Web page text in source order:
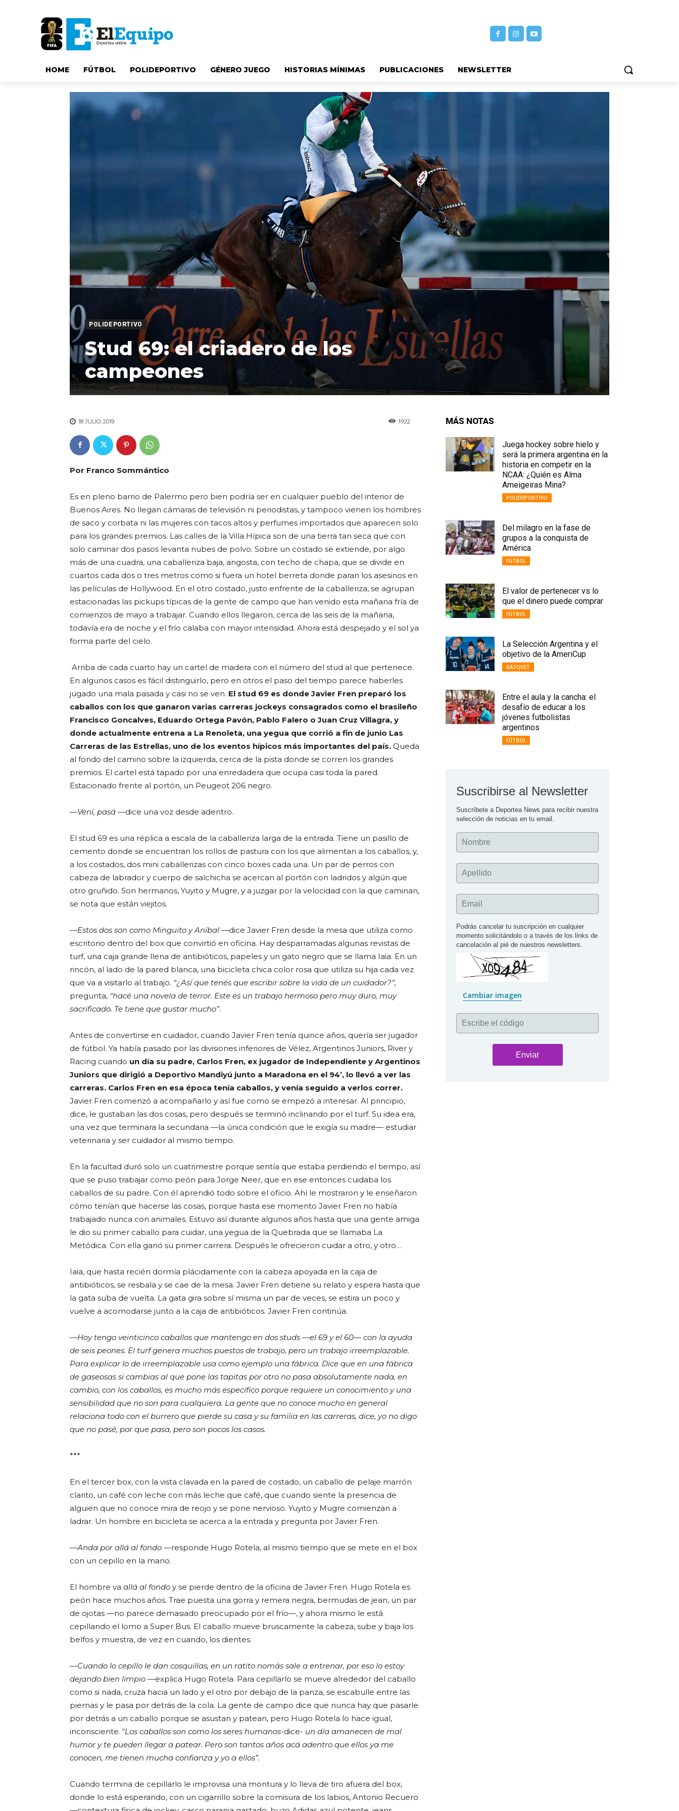
HOME FÚTBOL POLIDEPORTIVO GÉNERO JUEGO HISTORIAS MÍNIMAS PUBLICACIONES NEWSLETTER
POLIDEPORTIVO
Stud 69: el criadero de los
campeones
1922
18 JULIO, 2019
Por Franco Sommántico
Es en pleno barrio de Palermo pero bien podría ser en cualquier pueblo del interior de
Buenos Aires. No llegan cámaras de televisión ni periodistas, y tampoco vienen los hombres
de saco y corbata ni las mujeres con tacos altos y perfumes importados que aparecen solo
para los grandes premios. Las calles de la Villa Hípica son de una tierra tan seca que con
solo caminar dos pasos levanta nubes de polvo. Sobre un costado se extiende, por algo
más de una cuadra, una caballeriza baja, angosta, con techo de chapa, que se divide en
cuartos cada dos o tres metros como si fuera un hotel berreta donde paran los asesinos en
las películas de Hollywood. En el otro costado, justo enfrente de la caballeriza, se agrupan
estacionadas las pickups típicas de la gente de campo que han venido esta mañana fría de
comienzos de mayo a trabajar. Cuando ellos llegaron, cerca de las seis de la mañana,
todavía era de noche y el frío calaba con mayor intensidad. Ahora está despejado y el sol ya
forma parte del cielo.
Arriba de cada cuarto hay un cartel de madera con el número del stud al que pertenece.
En algunos casos es fácil distinguirlo, pero en otros el paso del tiempo parece haberles
jugado una mala pasada y casi no se ven. El stud 69 es donde Javier Fren preparó los
caballos con los que ganaron varias carreras jockeys consagrados como el brasileño
Francisco Goncalves, Eduardo Ortega Pavón, Pablo Falero o Juan Cruz Villagra, y
donde actualmente entrena a La Renoleta, una yegua que corrió a fin de junio Las
Carreras de las Estrellas, uno de los eventos hípicos más importantes del país. Queda
al fondo del camino sobre la izquierda, cerca de la pista donde se corren los grandes
premios. El cartel está tapado por una enredadera que ocupa casi toda la pared.
Estacionado frente al portón, un Peugeot 206 negro.
—Vení, pasá —dice una voz desde adentro.
El stud 69 es una réplica a escala de la caballeriza larga de la entrada. Tiene un pasillo de
cemento donde se encuentran los rollos de pastura con los que alimentan a los caballos, y,
a los costados, dos mini caballerizas con cinco boxes cada una. Un par de perros con
cabeza de labrador y cuerpo de salchicha se acercan al portón con ladridos y algún que
otro gruñido. Son hermanos, Yuyito y Mugre, y a juzgar por la velocidad con la que caminan,
se nota que están viejitos.
—Estos dos son como Minguito y Aníbal —dice Javier Fren desde la mesa que utiliza como
escritorio dentro del box que convirtió en oficina. Hay desparramadas algunas revistas de
turf, una caja grande llena de antibióticos, papeles y un gato negro que se llama Iaia. En un
rincón, al lado de la pared blanca, una bicicleta chica color rosa que utiliza su hija cada vez
que va a visitarlo al trabajo. “¿Así que tenés que escribir sobre la vida de un cuidador?”,
pregunta, “hacé una novela de terror. Este es un trabajo hermoso pero muy duro, muy
sacrificado. Te tiene que gustar mucho”.
Antes de convertirse en cuidador, cuando Javier Fren tenía quince años, quería ser jugador
de fútbol. Ya había pasado por las divisiones inferiores de Vélez, Argentinos Juniors, River y
Racing cuando un día su padre, Carlos Fren, ex jugador de Independiente y Argentinos
Juniors que dirigió a Deportivo Mandiyú junto a Maradona en el 94’, lo llevó a ver las
carreras. Carlos Fren en esa época tenía caballos, y venía seguido a verlos correr.
Javier Fren comenzó a acompañarlo y así fue como se empezó a interesar. Al principio,
dice, le gustaban las dos cosas, pero después se terminó inclinando por el turf. Su idea era,
una vez que terminara la secundaria —la única condición que le exigía su madre— estudiar
veterinaria y ser cuidador al mismo tiempo.
En la facultad duró solo un cuatrimestre porque sentía que estaba perdiendo el tiempo, así
que se puso trabajar como peón para Jorge Neer, que en ese entonces cuidaba los
caballos de su padre. Con él aprendió todo sobre el oficio. Ahí le mostraron y le enseñaron
cómo tenían que hacerse las cosas, porque hasta ese momento Javier Fren no había
trabajado nunca con animales. Estuvo así durante algunos años hasta que una gente amiga
le dio su primer caballo para cuidar, una yegua de la Quebrada que se llamaba La
Metódica. Con ella ganó su primer carrera. Después le ofrecieron cuidar a otro, y otro…
Iaia, que hasta recién dormía plácidamente con la cabeza apoyada en la caja de
antibióticos, se resbala y se cae de la mesa. Javier Fren detiene su relato y espera hasta que
la gata suba de vuelta. La gata gira sobre sí misma un par de veces, se estira un poco y
vuelve a acomodarse junto a la caja de antibióticos. Javier Fren continúa.
—Hoy tengo veinticinco caballos que mantengo en dos studs —el 69 y el 60— con la ayuda
de seis peones. El turf genera muchos puestos de trabajo, pero un trabajo irreemplazable.
Para explicar lo de irreemplazable usa como ejemplo una fábrica. Dice que en una fábrica
de gaseosas si cambias al que pone las tapitas por otro no pasa absolutamente nada, en
cambio, con los caballos, es mucho más específico porque requiere un conocimiento y una
sensibilidad que no son para cualquiera. La gente que no conoce mucho en general
relaciona todo con el burrero que pierde su casa y su familia en las carreras, dice, yo no digo
que no pasé, por que pasa, pero son pocos los casos.
***
En el tercer box, con la vista clavada en la pared de costado, un caballo de pelaje marrón
clarito, un café con leche con más leche que café, que cuando siente la presencia de
alguien que no conoce mira de reojo y se pone nervioso. Yuyito y Mugre comienzan a
ladrar. Un hombre en bicicleta se acerca a la entrada y pregunta por Javier Fren.
—Anda por allá al fondo —responde Hugo Rotela, al mismo tiempo que se mete en el box
con un cepillo en la mano.
El hombre va allá al fondo y se pierde dentro de la oficina de Javier Fren. Hugo Rotela es
peón hace muchos años. Trae puesta una gorra y remera negra, bermudas de jean, un par
de ojotas —no parece demasiado preocupado por el frío—, y ahora mismo le está
cepillando el lomo a Super Bus. El caballo mueve bruscamente la cabeza, sube y baja los
belfos y muestra, de vez en cuando, los dientes.
—Cuando lo cepillo le dan cosquillas, en un ratito nomás sale a entrenar, por eso lo estoy
dejando bien limpio —explica Hugo Rotela. Para cepillarlo se mueve alrededor del caballo
como si nada, cruza hacia un lado y el otro por debajo de la panza, se escabulle entre las
piernas y le pasa por detrás de la cola. La gente de campo dice que nunca hay que pasarle
por detrás a un caballo porque se asustan y patean, pero Hugo Rotela lo hace igual,
inconsciente. “Los caballos son como los seres humanos-dice- un día amanecen de mal
humor y te pueden llegar a patear. Pero son tantos años acá adentro que ellos ya me
conocen, me tienen mucha confianza y yo a ellos”.
Cuando termina de cepillarlo le improvisa una montura y lo lleva de tiro afuera del box,
donde lo está esperando, con un cigarrillo sobre la comisura de los labios, Antonio Recuero
MÁS NOTAS
Juega hockey sobre hielo y
será la primera argentina en la
historia en competir en la
NCAA: ¿Quién es Alma
Ameigeiras Mina?
POLIDEPORTIVO
Del milagro en la fase de
grupos a la conquista de
América
FÚTBOL
El valor de pertenecer vs lo
que el dinero puede comprar
FÚTBOL
La Selección Argentina y el
objetivo de la AmeriCup
BÁSQUET
Entre el aula y la cancha: el
desafío de educar a los
jóvenes futbolistas
argentinos
FÚTBOL
Suscribirse al Newsletter
Suscríbete a Deportea News para recibir nuestra
selección de noticias en tu email.
Nombre
Apellido
Email
Podrás cancelar tu suscripción en cualquier
momento solicitándolo o a través de los links de
cancelación al pié de nuestros newsletters.
Cambiar imagen
Escribe el código